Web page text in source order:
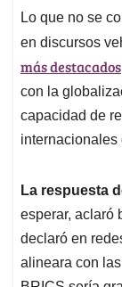
Lo que no se
en discursos
más destacados
con la
capacidad de
internacionales
La respuesta
esperar, aclaró
declaró en
alineara con